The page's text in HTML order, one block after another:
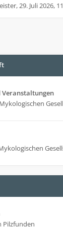
,29. Juli 2026,
Veranstaltungen
Pilzfunden